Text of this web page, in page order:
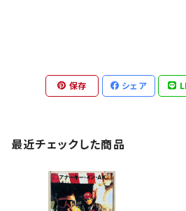
保存 シェア
最近チェックした商品